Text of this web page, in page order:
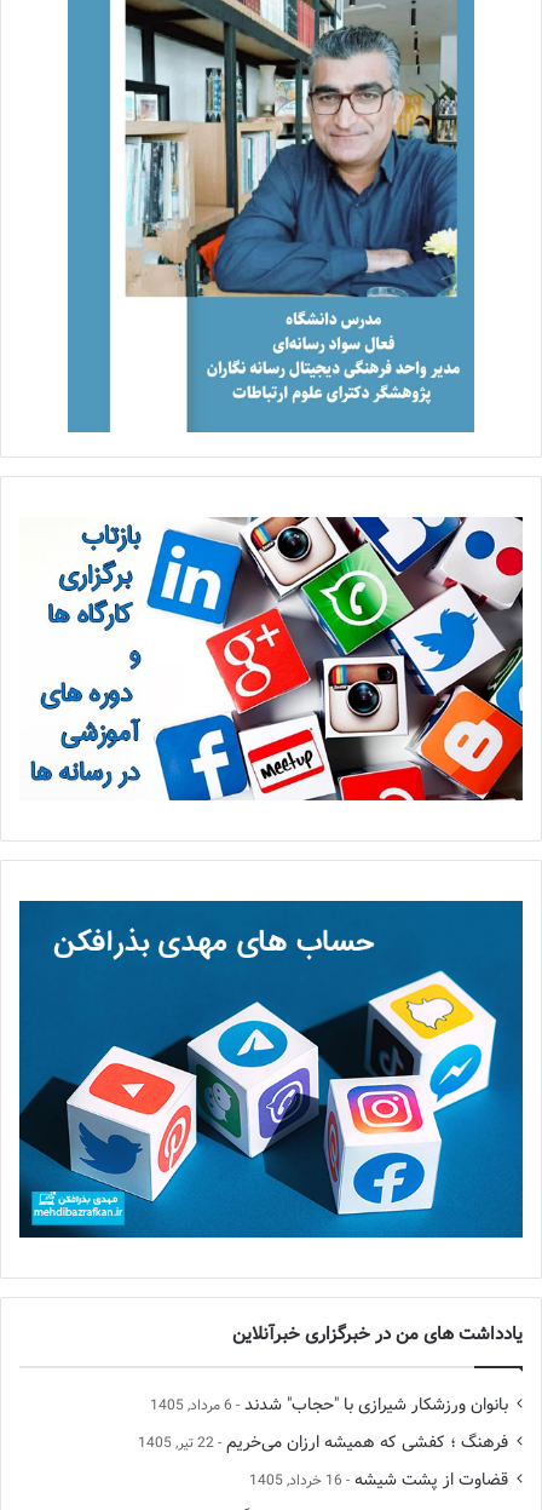
یادداشت های من در خبرگزاری خبرآنلاین
بانوان ورزشکار شیرازی با "حجاب" شدند 6 مرداد, 1405
فرهنگ ؛ کفشی که همیشه ارزان می‌خریم 22 تیر, 1405
قضاوت از پشت شیشه 16 خرداد, 1405